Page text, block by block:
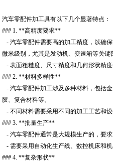
汽车零配件加工具有以下几个显著特点：
### 1. **高精度要求**
- 汽车零配件需要高的加工精度，以确
微米级别，尤其是发动机、变速箱等关键
- 表面粗糙度、尺寸精度和几何形状精度
### 2. **材料多样性**
- 汽车零配件加工涉及多种材料，包括
胶、复合材料等。
- 不同材料需要采用不同的加工工艺和设
### 3. **批量生产**
- 汽车零配件通常是大规模生产的，要
- 需要采用自动化生产线、数控机床和
### 4. **复杂形状**